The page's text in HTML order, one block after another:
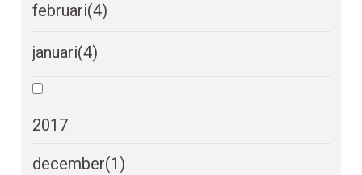
februari(4)
januari(4)
2017
december(1)